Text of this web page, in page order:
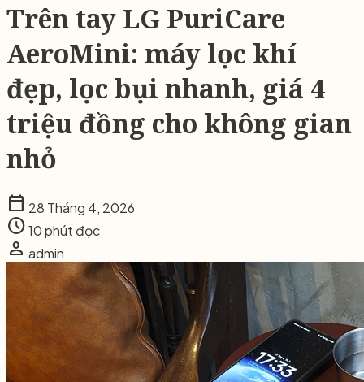
Trên tay LG PuriCare
AeroMini: máy lọc khí
đẹp, lọc bụi nhanh, giá 4
triệu đồng cho không gian
nhỏ
calendar_today 28 Tháng 4, 2026
schedule10 phút đọc
person admin